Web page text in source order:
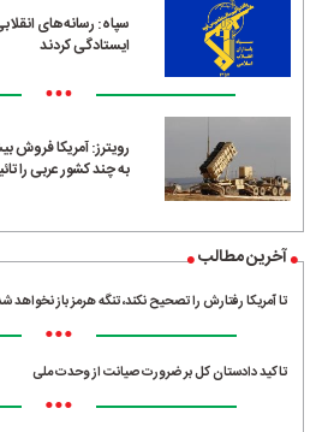
سپاه: رسانه‌های
ایستادگی کردند
•••
رویترز: آمریکا فروش
به چند کشور عربی را
آخرین مطالب
تا آمریکا رفتارش را تصحیح نکند، تنگه هرمز باز نخواهد
•••
تاکید دادستان کل بر ضرورت صیانت از وحدت ملی
•••